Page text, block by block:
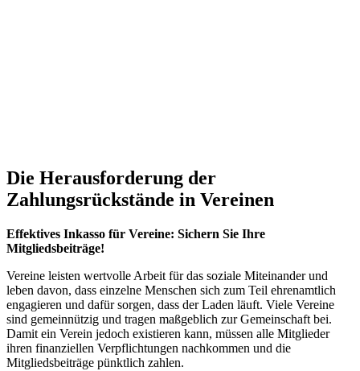
Die Herausforderung der
Zahlungsrückstände in Vereinen
Effektives Inkasso für Vereine: Sichern Sie Ihre
Mitgliedsbeiträge!
Vereine leisten wertvolle Arbeit für das soziale Miteinander und
leben davon, dass einzelne Menschen sich zum Teil ehrenamtlich
engagieren und dafür sorgen, dass der Laden läuft. Viele Vereine
sind gemeinnützig und tragen maßgeblich zur Gemeinschaft bei.
Damit ein Verein jedoch existieren kann, müssen alle Mitglieder
ihren finanziellen Verpflichtungen nachkommen und die
Mitgliedsbeiträge pünktlich zahlen.